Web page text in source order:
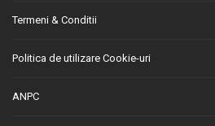
Termeni & Conditii
Politica de utilizare Cookie-uri
ANPC